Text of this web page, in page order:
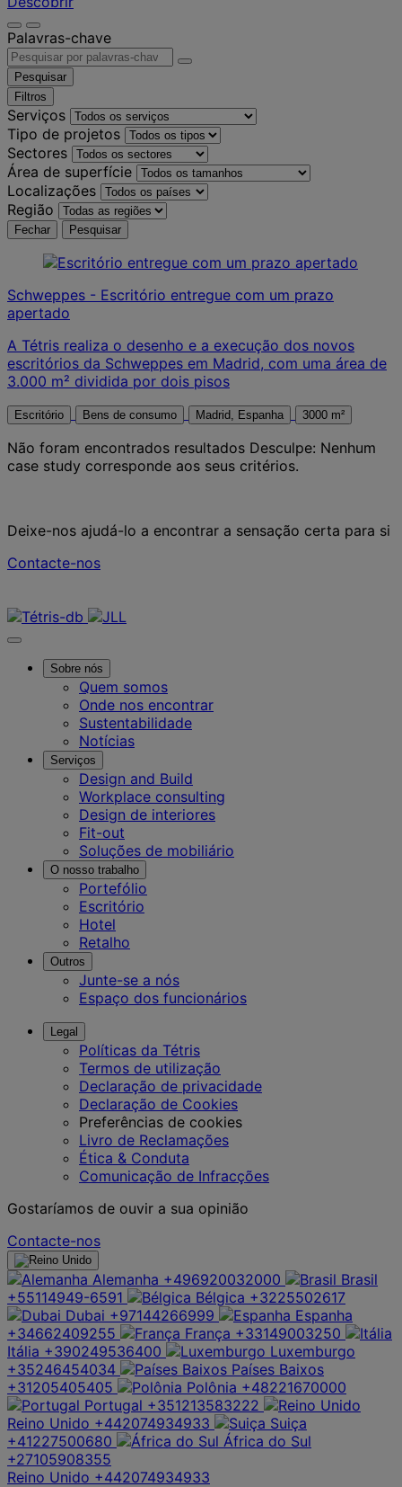
Palavras-chave
Pesquisar
Filtros
Serviços
Tipo de projetos
Sectores
Área de superfície
Localizações
Região
Fechar Pesquisar
Schweppes - Escritório entregue com um prazo
apertado
A Tétris realiza o desenho e a execução dos novos
escritórios da Schweppes em Madrid, com uma área de
3.000 m² dividida por dois pisos
Escritório Bens de consumo Madrid, Espanha 3000 m²
Não foram encontrados resultados Desculpe: Nenhum
case study corresponde aos seus critérios.
Deixe-nos ajudá-lo a encontrar a sensação certa para si
Contacte-nos
Sobre nós
Quem somos
Onde nos encontrar
Sustentabilidade
Notícias
Serviços
Design and Build
Workplace consulting
Design de interiores
Fit-out
Soluções de mobiliário
O nosso trabalho
Portefólio
Escritório
Hotel
Retalho
Outros
Junte-se a nós
Espaço dos funcionários
Legal
Políticas da Tétris
Termos de utilização
Declaração de privacidade
Declaração de Cookies
Preferências de cookies
Livro de Reclamações
Ética & Conduta
Comunicação de Infracções
Gostaríamos de ouvir a sua opinião
Contacte-nos
Alemanha +496920032000
Brasil
+55114949-6591
Bélgica +3225502617
Dubai +97144266999
Espanha
+34662409255
França +33149003250
Itália +390249536400
Luxemburgo
+35246454034
Países Baixos
+31205405405
Polônia +48221670000
Portugal +351213583222
Reino Unido +442074934933
Suiça
+41227500680
África do Sul
+27105908355
Reino Unido +442074934933